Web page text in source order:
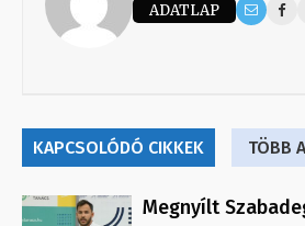
ADATLAP
KAPCSOLÓDÓ CIKKEK TÖBB
Megnyílt